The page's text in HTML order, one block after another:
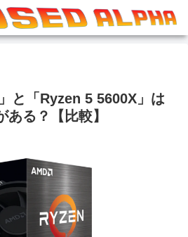
と「Ryzen 5 5600X」は
ある？【比較】